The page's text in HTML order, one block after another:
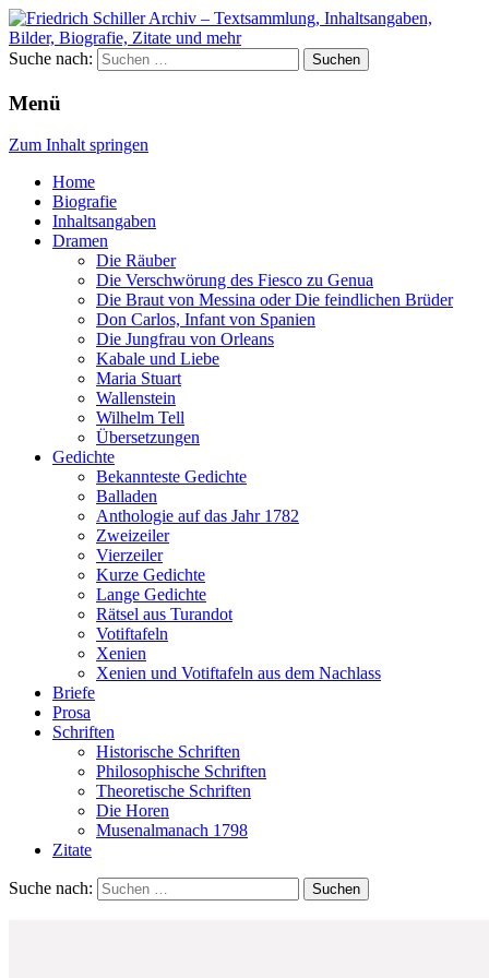
Suche nach:
Menü
Zum Inhalt springen
Home
Biografie
Inhaltsangaben
Dramen
Die Räuber
Die Verschwörung des Fiesco zu Genua
Die Braut von Messina oder Die feindlichen Brüder
Don Carlos, Infant von Spanien
Die Jungfrau von Orleans
Kabale und Liebe
Maria Stuart
Wallenstein
Wilhelm Tell
Übersetzungen
Gedichte
Bekannteste Gedichte
Balladen
Anthologie auf das Jahr 1782
Zweizeiler
Vierzeiler
Kurze Gedichte
Lange Gedichte
Rätsel aus Turandot
Votiftafeln
Xenien
Xenien und Votiftafeln aus dem Nachlass
Briefe
Prosa
Schriften
Historische Schriften
Philosophische Schriften
Theoretische Schriften
Die Horen
Musenalmanach 1798
Zitate
Suche nach: